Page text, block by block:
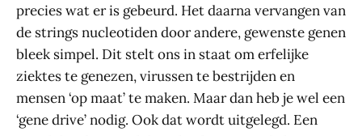
precies wat er is gebeurd. Het daarna vervangen van
de strings nucleotiden door andere, gewenste genen
bleek simpel. Dit stelt ons in staat om erfelijke
ziektes te genezen, virussen te bestrijden en
mensen ‘op maat’ te maken. Maar dan heb je wel een
‘gene drive’ nodig. Ook dat wordt uitgelegd. Een